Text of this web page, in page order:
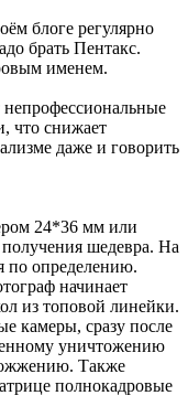
блоге регулярно
брать Пентакс.
именем.
что снижает
даже и говорить
24*36 мм или
шедевра. На
по определению.
начинает
из топовой линейки.
камеры, сразу после
уничтожению
Также
полнокадровые